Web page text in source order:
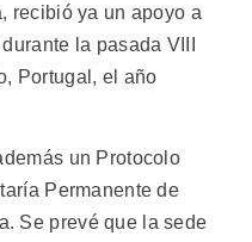
recibió ya un apoyo a
la pasada VIII
Portugal, el año
un Protocolo
Permanente de
Se prevé que la sede